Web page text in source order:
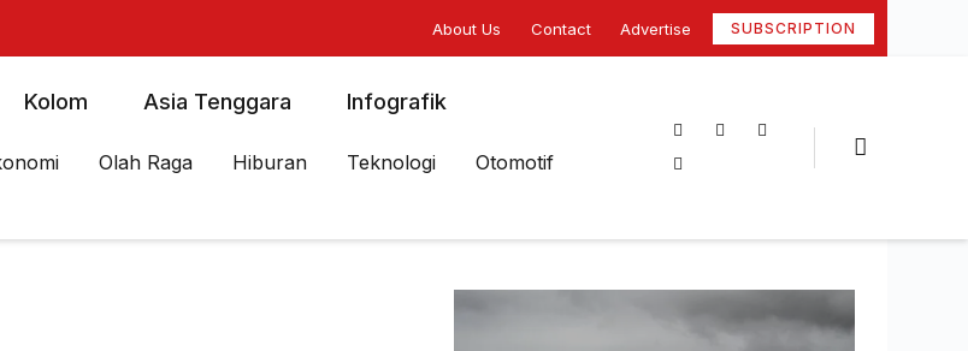
About Us Contact Advertise SUBSCRIPTION
Kolom Asia Tenggara
Infografik
Olah Raga Hiburan Teknologi
Otomotif